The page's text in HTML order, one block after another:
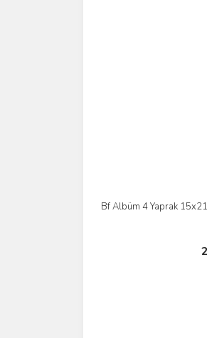
Bf Albüm 4 Yaprak